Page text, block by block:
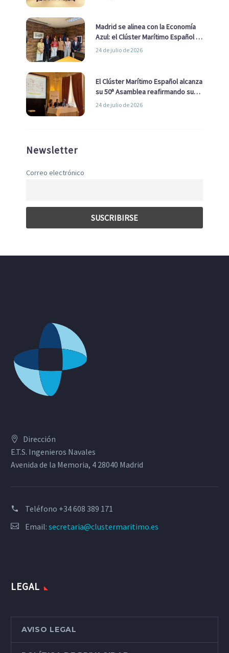
Madrid se alinea con la Economía
Azul: el Clúster Marítimo Español y
la Real Liga Naval avanzan alianzas
24 de julio de 2026
El Clúster Marítimo Español alcanza
su 50ª Asamblea reafirmando su
liderazgo en la Economía Azul
24 de julio de 2026
Newsletter
Correo electrónico
Dirección
E.T.S. Ingenieros Navales
Avenida de la Memoria, 4 28040 Madrid
Teléfono +34 608 389 171
Email: secretaria@clustermaritimo.es
LEGAL
AVISO LEGAL